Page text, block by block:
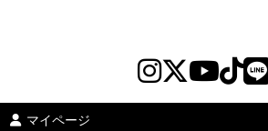
マイページ